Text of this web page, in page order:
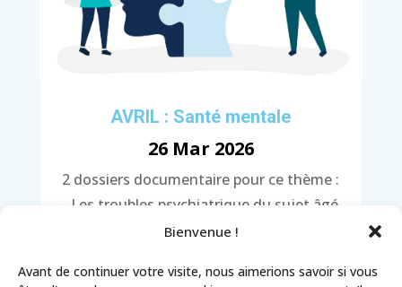
Bienvenue !
Avant de continuer votre visite, nous aimerions savoir si vous
AVRIL : Santé mentale
26 Mar 2026
2 dossiers documentaire pour ce thème :
– Les troubles psychiatrique du sujet âgé.
– Mieux prescrire les psychotropes, une